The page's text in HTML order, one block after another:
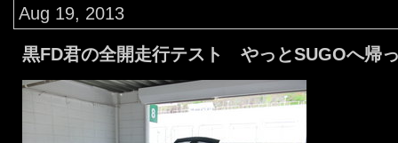
Aug 19, 2013
黒FD君の全開走行テスト やっとSUGOへ帰